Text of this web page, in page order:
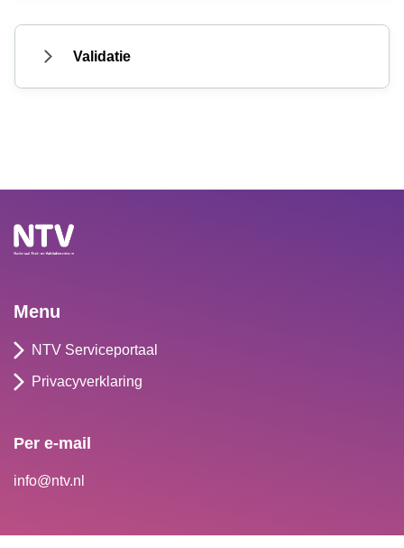
Validatie
Menu
NTV Serviceportaal
Privacyverklaring
Contact
Per e-mail
info@ntv.nl